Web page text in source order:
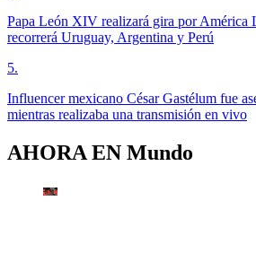
Papa León XIV realizará gira por América
recorrerá Uruguay, Argentina y Perú
5.
Influencer mexicano César Gastélum fue
mientras realizaba una transmisión en vivo
AHORA EN Mundo